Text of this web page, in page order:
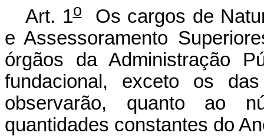
Art. 1oOs cargos de
e Assessoramento
órgãos da Administração
fundacional, exceto os
observarão, quanto ao
quantidades constantes do